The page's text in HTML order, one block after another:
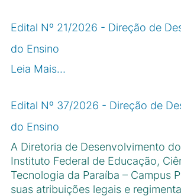
Edital Nº 21/2026 - Direção de
do Ensino
Leia Mais…
Edital Nº 37/2026 - Direção de
do Ensino
A Diretoria de Desenvolvimento
Instituto Federal de Educação,
Tecnologia da Paraíba – Campus
suas atribuições legais e